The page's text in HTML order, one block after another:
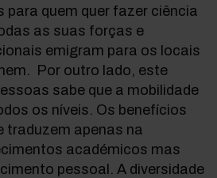
para quem quer fazer ciência
as suas forças e
emigram para os locais
Por outro lado, este
sabe que a mobilidade
os níveis. Os benefícios
traduzem apenas na
académicos mas
pessoal. A diversidade